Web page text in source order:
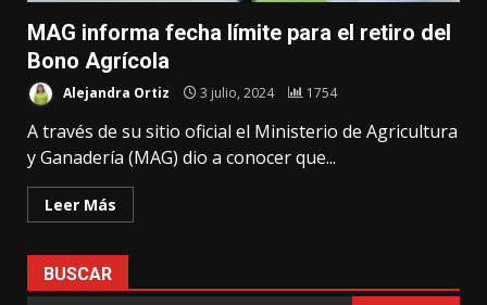
MAG informa fecha límite para el retiro del
Bono Agrícola
Alejandra Ortiz 3 julio, 2024 1754
A través de su sitio oficial el Ministerio de Agricultura
y Ganadería (MAG) dio a conocer que...
Leer Más
BUSCAR